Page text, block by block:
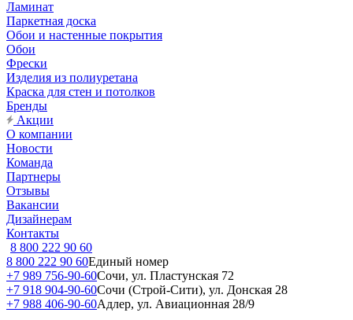
Ламинат
Паркетная доска
Обои и настенные покрытия
Обои
Фрески
Изделия из полиуретана
Краска для стен и потолков
Бренды
Акции
О компании
Новости
Команда
Партнеры
Отзывы
Вакансии
Дизайнерам
Контакты
8 800 222 90 60
8 800 222 90 60Единый номер
+7 989 756-90-60Сочи, ул. Пластунская 72
+7 918 904-90-60Сочи (Строй-Сити), ул. Донская 28
+7 988 406-90-60Адлер, ул. Авиационная 28/9